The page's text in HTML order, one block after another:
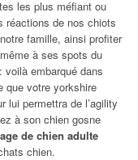
les plus méfiant ou
réactions de nos chiots
famille, ainsi profiter
à ses spots du
embarqué dans
que votre yorkshire
lui permettra de l’agility
à son chien gosne
de chien adulte
chien.